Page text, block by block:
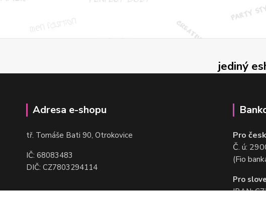
jediný
Adresa e-shopu
tř. Tomáše Bati 90, Otrokovice
IČ: 68083483
DIČ: CZ7803294114
Pro
Č. ú:
(Fio
Pro
IBAN: